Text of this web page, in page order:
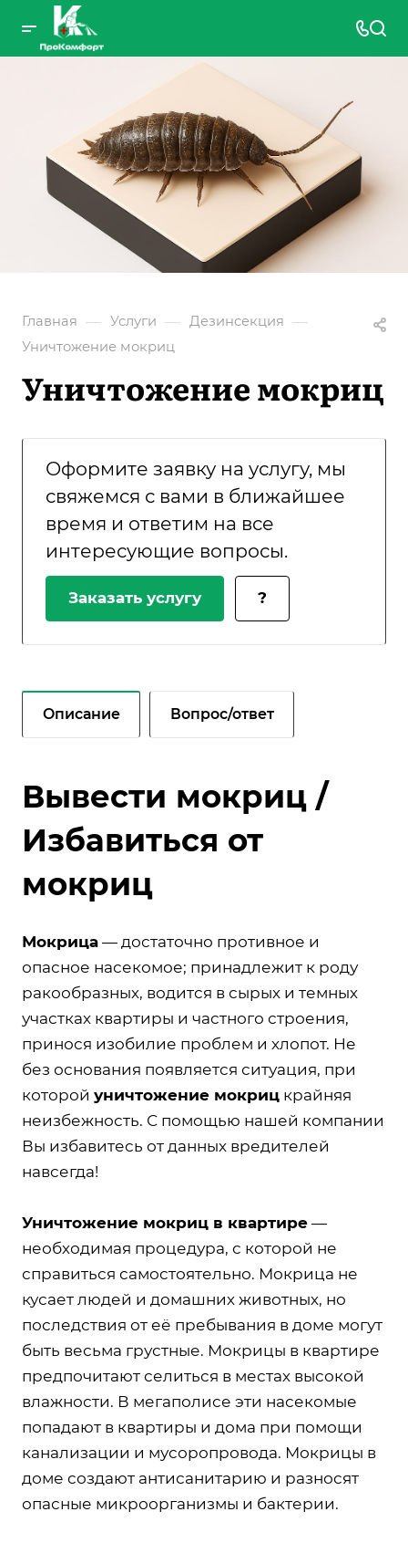
Главная — Услуги — Дезинсекция —
Уничтожение мокриц
Уничтожение мокриц
Оформите заявку на услугу, мы
свяжемся с вами в ближайшее
время и ответим на все
интересующие вопросы.
Заказать услугу ?
Описание Вопрос/ответ
Вывести мокриц /
Избавиться от
мокриц
Мокрица — достаточно противное и
опасное насекомое; принадлежит к роду
ракообразных, водится в сырых и темных
участках квартиры и частного строения,
принося изобилие проблем и хлопот. Не
без основания появляется ситуация, при
которой уничтожение мокриц крайняя
неизбежность. С помощью нашей компании
Вы избавитесь от данных вредителей
навсегда!
Уничтожение мокриц в квартире —
необходимая процедура, с которой не
справиться самостоятельно. Мокрица не
кусает людей и домашних животных, но
последствия от её пребывания в доме могут
быть весьма грустные. Мокрицы в квартире
предпочитают селиться в местах высокой
влажности. В мегаполисе эти насекомые
попадают в квартиры и дома при помощи
канализации и мусоропровода. Мокрицы в
доме создают антисанитарию и разносят
опасные микроорганизмы и бактерии.